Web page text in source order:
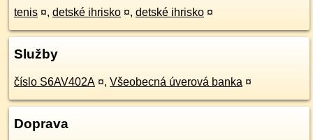
tenis ¤, detské ihrisko ¤, detské ihrisko ¤
Služby
číslo S6AV402A ¤, Všeobecná úverová banka ¤
Doprava